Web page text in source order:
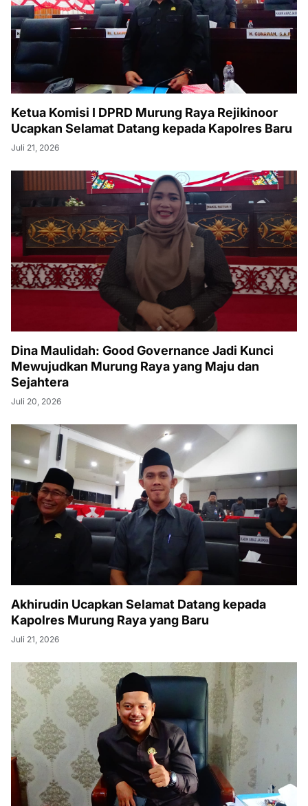
Ketua Komisi I DPRD Murung Raya Rejikinoor
Ucapkan Selamat Datang kepada Kapolres Baru
Juli 21, 2026
Dina Maulidah: Good Governance Jadi Kunci
Mewujudkan Murung Raya yang Maju dan
Sejahtera
Juli 20, 2026
Akhirudin Ucapkan Selamat Datang kepada
Kapolres Murung Raya yang Baru
Juli 21, 2026